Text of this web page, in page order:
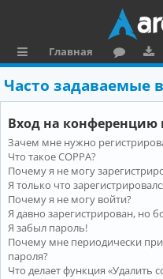
ы
л
к
и
Главная
ру
м
ру
зк
и
Часто задаваемые
Вход на конференцию
Зачем мне нужно
Что такое COPPA?
Почему я не могу
Я только что
Почему я не могу войти?
Я давно зарегистрирован, но
Я забыл пароль!
Почему мне периодически
пароля?
Что делает функция «Удалить